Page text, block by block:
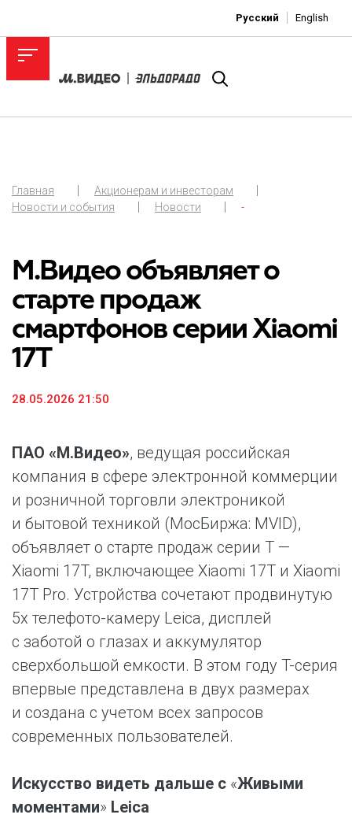
Русский English
Главная
Акционерам и инвесторам
Новости и события
Новости -
М.Видео объявляет о
старте продаж
смартфонов серии Xiaomi
17T
28.05.2026 21:50
ПАО «М.Видео», ведущая российская
компания в сфере электронной коммерции
и розничной торговли электроникой
и бытовой техникой (МосБиржа: MVID),
объявляет о старте продаж серии T —
Xiaomi 17T, включающее Xiaomi 17T и Xiaomi
17T Pro. Устройства сочетают продвинутую
5x телефото-камеру Leica, дисплей
с заботой о глазах и аккумулятор
сверхбольшой емкости. В этом году T-серия
впервые представлена в двух размерах
и создана с учетом всех запросов
современных пользователей.
Искусство видеть дальше с «Живыми
моментами» Leica